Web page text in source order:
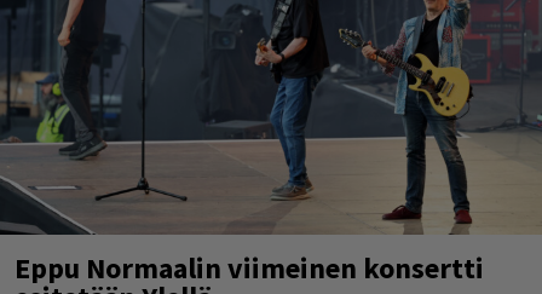
Eppu Normaalin viimeinen konsertti